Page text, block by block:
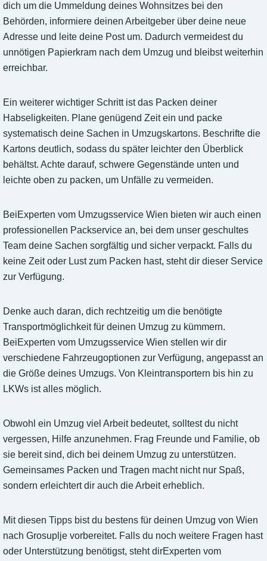
dich um die Ummeldung deines Wohnsitzes bei den
Behörden, informiere deinen Arbeitgeber über deine neue
Adresse und leite deine Post um. Dadurch vermeidest du
unnötigen Papierkram nach dem Umzug und bleibst weiterhin
erreichbar.
Ein weiterer wichtiger Schritt ist das Packen deiner
Habseligkeiten. Plane genügend Zeit ein und packe
systematisch deine Sachen in Umzugskartons. Beschrifte die
Kartons deutlich, sodass du später leichter den Überblick
behältst. Achte darauf, schwere Gegenstände unten und
leichte oben zu packen, um Unfälle zu vermeiden.
BeiExperten vom Umzugsservice Wien bieten wir auch einen
professionellen Packservice an, bei dem unser geschultes
Team deine Sachen sorgfältig und sicher verpackt. Falls du
keine Zeit oder Lust zum Packen hast, steht dir dieser Service
zur Verfügung.
Denke auch daran, dich rechtzeitig um die benötigte
Transportmöglichkeit für deinen Umzug zu kümmern.
BeiExperten vom Umzugsservice Wien stellen wir dir
verschiedene Fahrzeugoptionen zur Verfügung, angepasst an
die Größe deines Umzugs. Von Kleintransportern bis hin zu
LKWs ist alles möglich.
Obwohl ein Umzug viel Arbeit bedeutet, solltest du nicht
vergessen, Hilfe anzunehmen. Frag Freunde und Familie, ob
sie bereit sind, dich bei deinem Umzug zu unterstützen.
Gemeinsames Packen und Tragen macht nicht nur Spaß,
sondern erleichtert dir auch die Arbeit erheblich.
Mit diesen Tipps bist du bestens für deinen Umzug von Wien
nach Grosuplje vorbereitet. Falls du noch weitere Fragen hast
oder Unterstützung benötigst, steht dirExperten vom